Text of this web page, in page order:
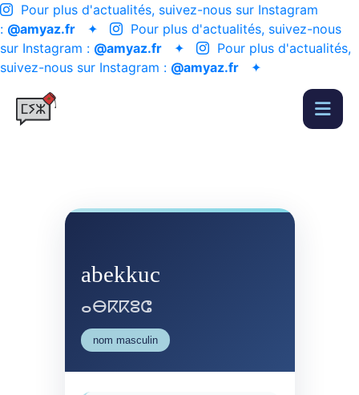
Pour plus d'actualités, suivez-nous sur Instagram
: @amyaz.fr ✦
Pour plus d'actualités, suivez-nous
sur Instagram : @amyaz.fr ✦
Pour plus d'actualités,
suivez-nous sur Instagram : @amyaz.fr ✦
abekkuc
ⴰⴱⴽⴽⵓⵛ
nom masculin